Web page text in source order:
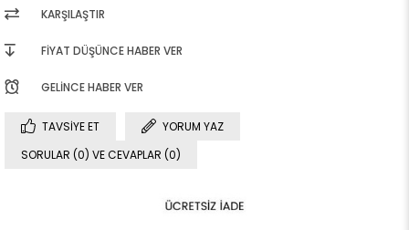
KARŞILAŞTIR
FIYAT DÜŞÜNCE HABER VER
GELINCE HABER VER
TAVSIYE ET
YORUM YAZ
SORULAR (0) VE CEVAPLAR (0)